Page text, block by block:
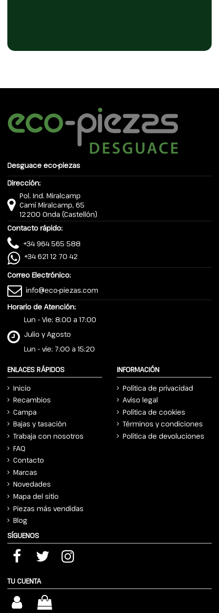
Desguace eco-piezas
Dirección:
Pol. Ind. Miralcamp
Camí Miralcamp, 65
12200 Onda (Castellón)
Contacto rápido:
+34 964 565 588
+34 621 12 70 42
Correo Electrónico:
info@eco-piezas.com
Horario de Atención:
Lun - Vie: 8:00 a 17:00
Julio y Agosto
Lun - vie: 7:00 a 15:20
ENLACES RÁPIDOS
Inicio
Recambios
Campa
Bajas y tasación
Trabaja con nosotros
FAQ
Contacto
Marcas
Novedades
Mapa del sitio
Piezas más vendidas
Blog
INFORMACIÓN
Política de privacidad
Aviso legal
Política de cookies
Términos y condiciones
Política de devoluciones
SÍGUENOS
TU CUENTA